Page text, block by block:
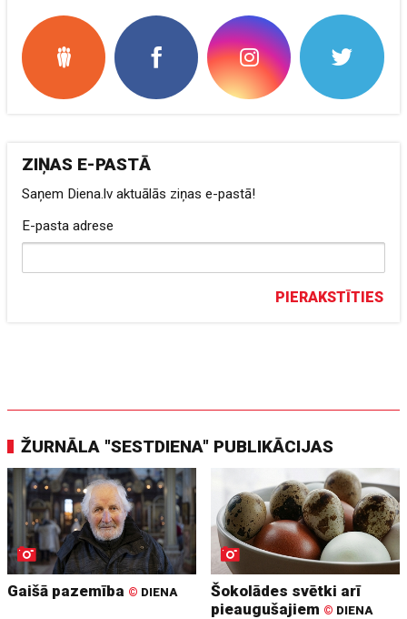
ZIŅAS E-PASTĀ
Saņem Diena.lv aktuālās ziņas e-pastā!
E-pasta adrese
PIERAKSTĪTIES
ŽURNĀLA "SESTDIENA" PUBLIKĀCIJAS
Gaišā pazemība © DIENA
Šokolādes svētki arī
pieaugušajiem © DIENA